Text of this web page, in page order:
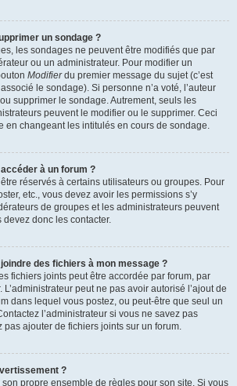
un sondage ?
les sondages ne peuvent être modifiés que par
ou un administrateur. Pour modifier un
Modifierdu premier message du sujet (c’est
le sondage). Si personne n’a voté, l’auteur
supprimer le sondage. Autrement, seuls les
peuvent le modifier ou le supprimer. Ceci
en changeant les intitulés en cours de sondage.
à un forum ?
réservés à certains utilisateurs ou groupes. Pour
etc., vous devez avoir les permissions s’y
de groupes et les administrateurs peuvent
donc les contacter.
des fichiers à mon message ?
fichiers joints peut être accordée par forum, par
peut ne pas avoir autorisé l’ajout de
dans lequel vous postez, ou peut-être que seul un
l’administrateur si vous ne savez pas
ajouter de fichiers joints sur un forum.
?
propre ensemble de règles pour son site. Si vous